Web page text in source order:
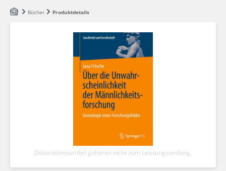
Zum Hauptinhalt springen
Bücher Produktdetails
Dekorationsartikel gehören nicht zum Leistungsumfang.